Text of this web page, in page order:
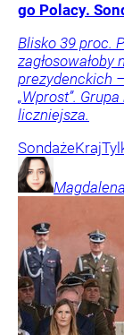
go Polacy.
Blisko 39 proc.
prezydenckich
„Wprost”.
liczniejsza.
SondażeKraj
Magdalena